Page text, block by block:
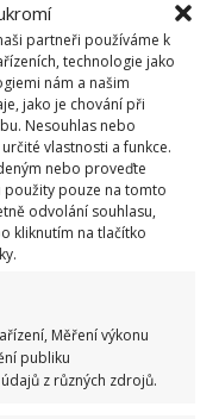
partneři používáme k
technologie jako
nám a našim
jako je chování při
Nesouhlas nebo
vlastnosti a funkce.
nebo proveďte
pouze na tomto
odvolání souhlasu,
kliknutím na tlačítko
Měření výkonu
publiku
z různých zdrojů.
vysušte. Další
mouky do
opět rozetřete
Pak už
bude čistý a
použít i na
vaření znečistili
malé množství
a poté mouku i